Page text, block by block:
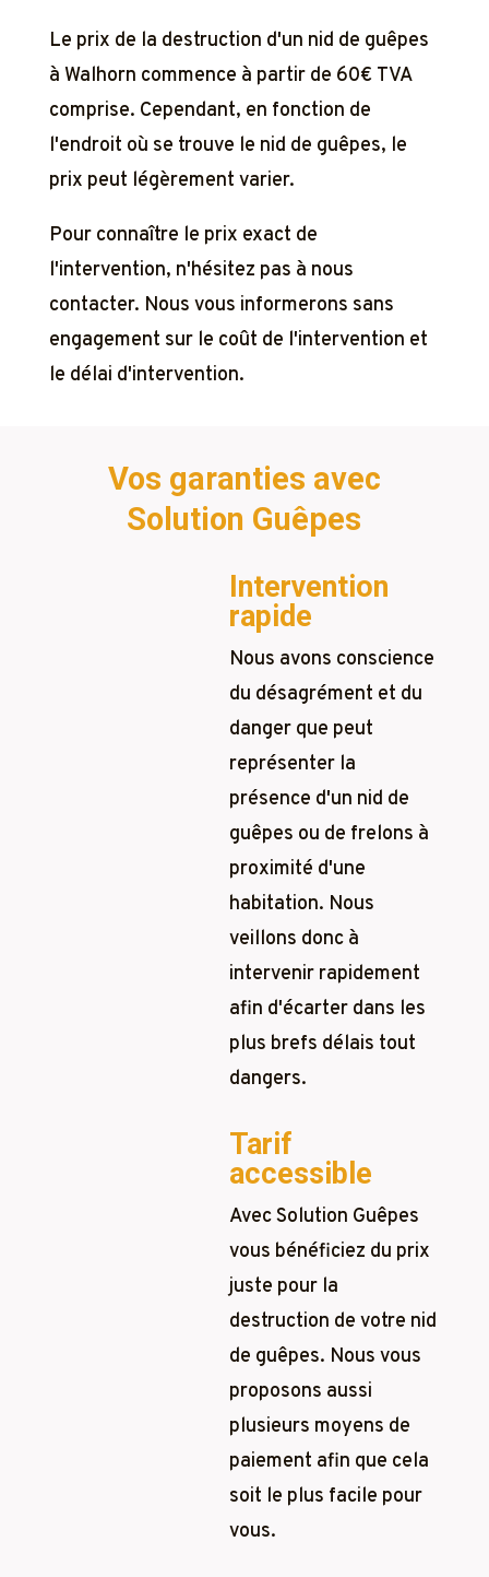
Le prix de la destruction d'un nid de guêpes
à Walhorn commence à partir de 60€ TVA
comprise. Cependant, en fonction de
l'endroit où se trouve le nid de guêpes, le
prix peut légèrement varier.
Pour connaître le prix exact de
l'intervention, n'hésitez pas à nous
contacter. Nous vous informerons sans
engagement sur le coût de l'intervention et
le délai d'intervention.
Vos garanties avec
Solution Guêpes
Intervention
rapide
Nous avons conscience
du désagrément et du
danger que peut
représenter la
présence d'un nid de
guêpes ou de frelons à
proximité d'une
habitation. Nous
veillons donc à
intervenir rapidement
afin d'écarter dans les
plus brefs délais tout
dangers.
Tarif
accessible
Avec Solution Guêpes
vous bénéficiez du prix
juste pour la
destruction de votre nid
de guêpes. Nous vous
proposons aussi
plusieurs moyens de
paiement afin que cela
soit le plus facile pour
vous.